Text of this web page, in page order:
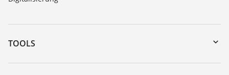
TOOLS
Download-Center